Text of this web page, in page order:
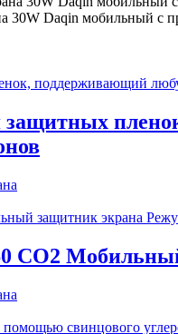
30W Daqin мобильный
защитных
СО2